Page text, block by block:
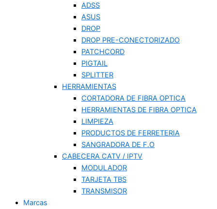
ADSS
ASUS
DROP
DROP PRE-CONECTORIZADO
PATCHCORD
PIGTAIL
SPLITTER
HERRAMIENTAS
CORTADORA DE FIBRA OPTICA
HERRAMIENTAS DE FIBRA OPTICA
LIMPIEZA
PRODUCTOS DE FERRETERIA
SANGRADORA DE F.O
CABECERA CATV / IPTV
MODULADOR
TARJETA TBS
TRANSMISOR
Marcas